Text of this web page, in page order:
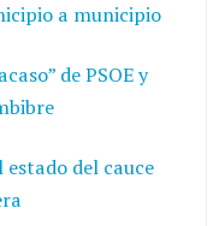
a municipio
de PSOE y
del cauce